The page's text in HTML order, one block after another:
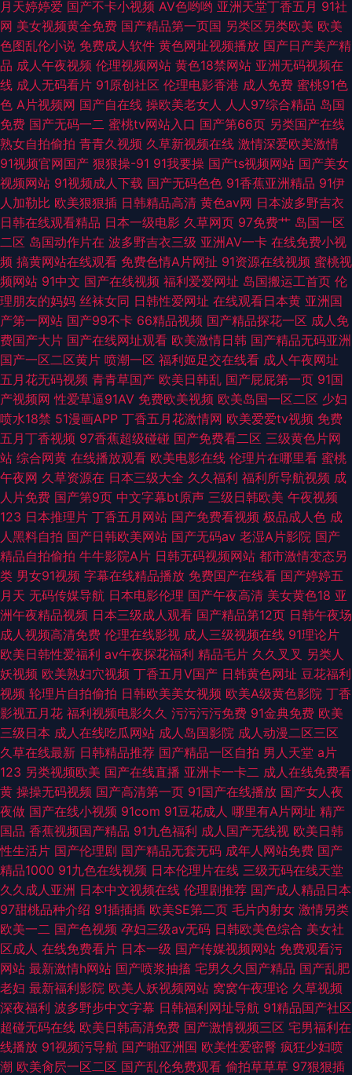
月天婷婷爱 国产不卡小视频 AV色哟哟 亚洲天堂丁香五月 91社
网 美女视频黄全免费 国产精品第一页国 另类区另类欧美 欧美
色图乱伦小说 免费成人软件 黄色网址视频播放 国产日产美产精
品 成人午夜视频 伦理视频网站 黄色18禁网站 亚洲无码视频在
线 成人无码看片 91原创社区 伦理电影香港 成人免费 蜜桃91色
色 A片视频网 国产自在线 操欧美老女人 人人97综合精品 岛国
免费 国产无码一二 蜜桃tv网站入口 国产第66页 另类国产在线
熟女自拍偷拍 青青久视频 久草新视频在线 激情深爱欧美激情
91视频官网国产 狠狠操-91 91我要操 国产ts视频网站 国产美女
视频网站 91视频成人下载 国产无码色色 91香蕉亚洲精品 91伊
人加勒比 欧美狠狠插 日韩精品高清 黄色av网 日本波多野吉衣
日韩在线观看精品 日本一级电影 久草网页 97免费艹 岛国一区
二区 岛国动作片在 波多野吉衣三级 亚洲AV一卡 在线免费小视
频 搞黄网站在线观看 免费色情A片网扯 91资源在线视频 蜜桃视
频网站 91中文 国产在线视频 福利爱爱网址 岛国搬运工首页 伦
理朋友的妈妈 丝袜女同 日韩性爱网址 在线观看日本黄 亚洲国
产第一网站 国产99不卡 66精品视频 国产精品探花一区 成人免
费国产大片 国产在线网址观看 欧美激情日韩 国产精品无码亚洲
国产一区二区黄片 喷潮一区 福利姬足交在线看 成人午夜网址
五月花无码视频 青青草国产 欧美日韩乱 国产屁屁第一页 91国
产视频网 性爱草逼91AV 免费欧美视频 欧美岛国一区二区 少妇
喷水18禁 51漫画APP 丁香五月花激情网 欧美爱爱tv视频 免费
五月丁香视频 97香蕉超级碰碰 国产免费看二区 三级黄色片网
站 综合网黄 在线播放观看 欧美电影在线 伦理片在哪里看 蜜桃
午夜网 久草资源在 日本三级大全 久久福利 福利所导航视频 成
人片免费 国产第9页 中文字幕bt原声 三级日韩欧美 午夜视频
123 日本推理片 丁香五月网站 国产免费看视频 极品成人色 成
人黑料自拍 国产日韩欧美网站 国产无码av 老湿A片影院 国产
精品自拍偷拍 牛牛影院A片 日韩无码视频网站 都市激情变态另
类 男女91视频 字幕在线精品播放 免费国产在线看 国产婷婷五
月天 无码传媒导航 日本电影伦理 国产午夜高清 美女黄色18 亚
洲午夜精品视频 日本三级成人观看 国产精品第12页 日韩午夜场
成人视频高清免费 伦理在线影视 成人三级视频在线 91理论片
欧美日韩性爱福利 av午夜探花福利 精品毛片 久久叉叉 另类人
妖视频 欧美熟妇穴视频 丁香五月V国产 日韩黄色网址 豆花福利
视频 轮理片自拍偷拍 日韩欧美美女视频 欧美A级黄色影院 丁香
影视五月花 福利视频电影久久 污污污污免费 91金典免费 欧美
三级日本 成人在线吃瓜网站 成人岛国影院 成人动漫二区三区
久草在线最新 日韩精品推荐 国产精品一区自拍 男人天堂 a片
123 另类视频欧美 国产在线直播 亚洲卡一卡二 成人在线免费看
黄 操操无码视频 国产高清第一页 91国产在线播放 国产女人夜
夜做 国产在线小视频 91com 91豆花成人 哪里有A片网址 精产
国品 香蕉视频国产精品 91九色福利 成人国产无线视 欧美日韩
性生活片 国产伦理剧 国产精品无套无码 成年人网站免费 国产
精品1000 91九色在线视频 日本伦理片在线 三级无码在线天堂
久久成人亚洲 日本中文视频在线 伦理剧推荐 国产成人精品日本
97甜桃品种介绍 91插插插 欧美SE第二页 毛片内射女 激情另类
欧美一二 国产色视频 孕妇三级av无码 日韩欧美色综合 美女社
区成人 在线免费看片 日本一级 国产传媒视频网站 免费观看污
网站 最新激情h网站 国产喷浆抽搐 宅男久久国产精品 国产乱肥
老妇 最新福利影院 欧美人妖视频网站 窝窝午夜理论 久草视频
深夜福利 波多野步中文字幕 日韩福利网址导航 91精品国产社区
超碰无码在线 欧美日韩高清免费 国产激情视频三区 宅男福利在
线播放 91视频污导航 国产啪亚洲国 欧美性爱密臀 疯狂少妇喷
潮 欧美肏屄一区二区 国产乱伦免费观看 偷拍草草草 97狠狠插